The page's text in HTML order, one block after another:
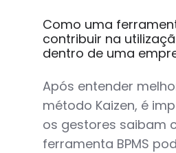
Como uma
contribuir na
dentro de uma
Após entender
método Kaizen, é
os gestores saibam
ferramenta BPMS